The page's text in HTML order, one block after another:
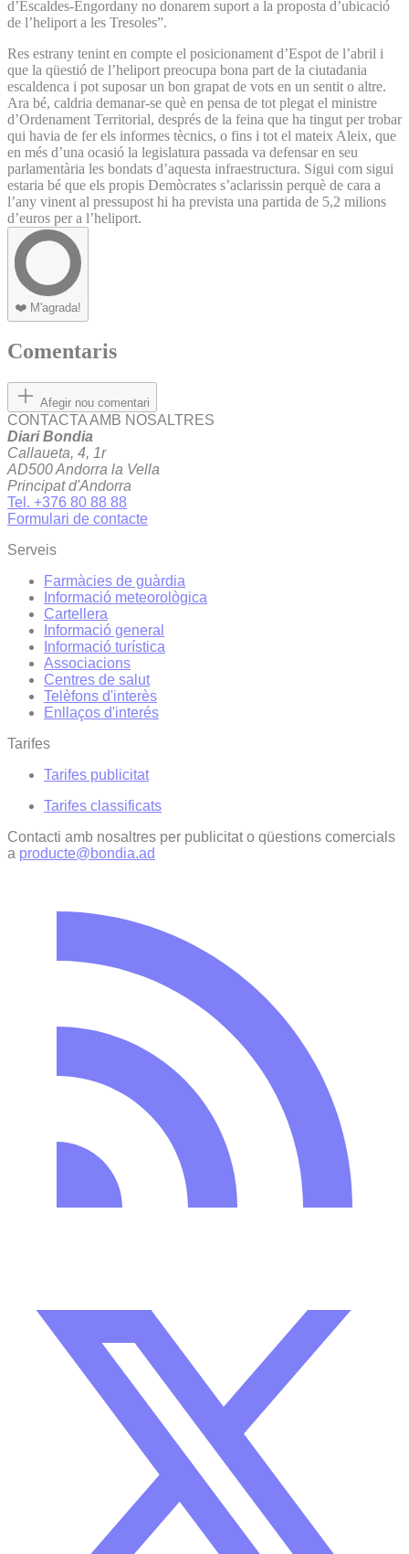
d’Escaldes-Engordany no donarem suport a la proposta d’ubicació
de l’heliport a les Tresoles”.
Res estrany tenint en compte el posicionament d’Espot de l’abril i
que la qüestió de l’heliport preocupa bona part de la ciutadania
escaldenca i pot suposar un bon grapat de vots en un sentit o altre.
Ara bé, caldria demanar-se què en pensa de tot plegat el ministre
d’Ordenament Territorial, després de la feina que ha tingut per trobar
qui havia de fer els informes tècnics, o fins i tot el mateix Aleix, que
en més d’una ocasió la legislatura passada va defensar en seu
parlamentària les bondats d’aquesta infraestructura. Sigui com sigui
estaria bé que els propis Demòcrates s’aclarissin perquè de cara a
l’any vinent al pressupost hi ha prevista una partida de 5,2 milions
d’euros per a l’heliport.
❤️ M'agrada!
Comentaris
Afegir nou comentari
CONTACTA AMB NOSALTRES
Diari Bondia
Callaueta, 4, 1r
AD500 Andorra la Vella
Principat d'Andorra
Tel. +376 80 88 88
Formulari de contacte
Serveis
Farmàcies de guàrdia
Informació meteorològica
Cartellera
Informació general
Informació turística
Associacions
Centres de salut
Telèfons d'interès
Enllaços d'interés
Tarifes
Tarifes publicitat
Tarifes classificats
Contacti amb nosaltres per publicitat o qüestions comercials
a producte@bondia.ad